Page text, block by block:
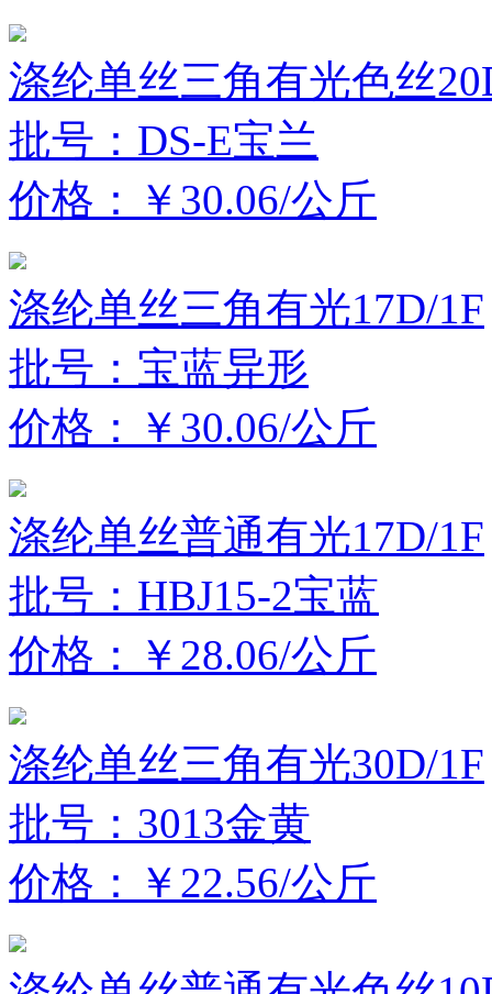
涤纶单丝三角有光色丝
批号：DS-E宝兰
价格：￥30.06/公斤
涤纶单丝三角有光17D/1F
批号：宝蓝异形
价格：￥30.06/公斤
涤纶单丝普通有光17D/1F
批号：HBJ15-2宝蓝
价格：￥28.06/公斤
涤纶单丝三角有光30D/1F
批号：3013金黄
价格：￥22.56/公斤